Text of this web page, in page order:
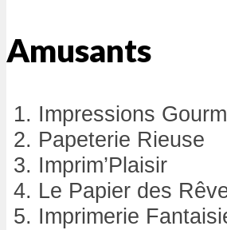
Amusants
Impressions
Papeterie Rieuse
Imprim’Plaisir
Le Papier des
Imprimerie